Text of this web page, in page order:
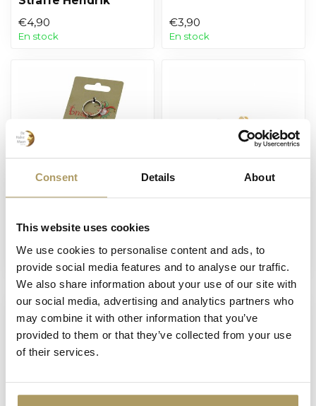
Consent Details About
This website uses cookies
We use cookies to personalise content and ads, to
provide social media features and to analyse our traffic.
We also share information about your use of our site with
our social media, advertising and analytics partners who
may combine it with other information that you’ve
provided to them or that they’ve collected from your use
of their services.
€4,90
En stock
€3,90
En stock
Brugse Zot porte-
clés
€3,90
En stock
€3,50
En stock